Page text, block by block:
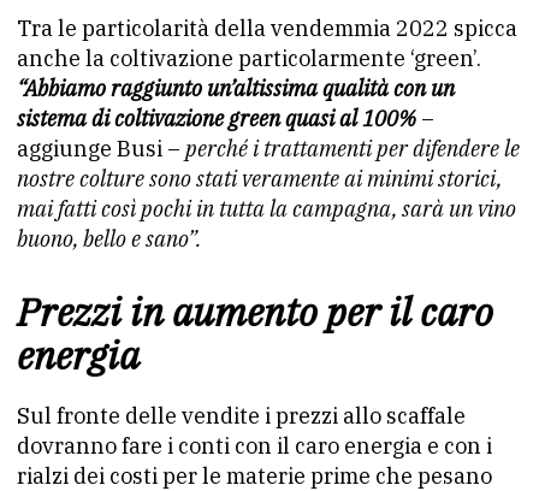
Tra le particolarità della vendemmia 2022 spicca
anche la coltivazione particolarmente ‘green’.
“Abbiamo raggiunto un’altissima qualità con un
sistema di coltivazione green quasial 100% –
aggiunge Busi – perché i trattamenti per difendere le
nostre colture sono stati veramente ai minimi storici,
mai fatti così pochi in tutta la campagna, sarà un vino
buono, bello e sano”.
Prezzi in aumento per il caro
energia
Sul fronte delle vendite i prezzi allo scaffale
dovranno fare i conti con il caro energia e con i
rialzi dei costi per le materie prime che pesano